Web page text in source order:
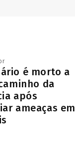
é morto a
da
após
ameaças em